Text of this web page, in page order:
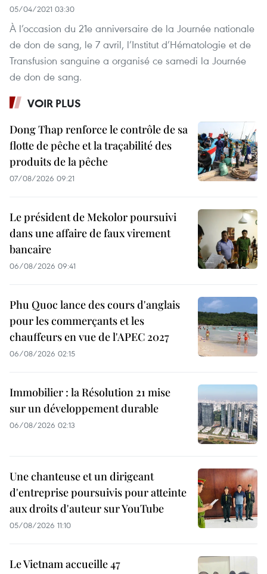
05/04/2021 03:30
À l’occasion du 21e anniversaire de la Journée nationale
de don de sang, le 7 avril, l’Institut d’Hématologie et de
Transfusion sanguine a organisé ce samedi la Journée
de don de sang.
VOIR PLUS
Dong Thap renforce le contrôle de sa
flotte de pêche et la traçabilité des
produits de la pêche
07/08/2026 09:21
Le président de Mekolor poursuivi
dans une affaire de faux virement
bancaire
06/08/2026 09:41
Phu Quoc lance des cours d'anglais
pour les commerçants et les
chauffeurs en vue de l'APEC 2027
06/08/2026 02:15
Immobilier : la Résolution 21 mise
sur un développement durable
06/08/2026 02:13
Une chanteuse et un dirigeant
d'entreprise poursuivis pour atteinte
aux droits d'auteur sur YouTube
05/08/2026 11:10
Le Vietnam accueille 47